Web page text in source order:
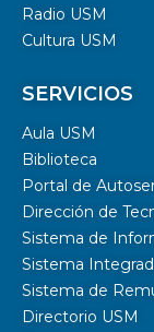
Radio USM
Cultura USM
SERVICIOS
Aula USM
Biblioteca
Portal de
Dirección de
Sistema de
Sistema
Sistema de
Directorio USM